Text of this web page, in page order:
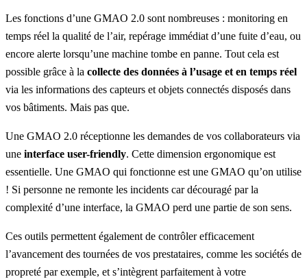
Les fonctions d’une GMAO 2.0 sont nombreuses : monitoring en
temps réel la qualité de l’air, repérage immédiat d’une fuite d’eau, ou
encore alerte lorsqu’une machine tombe en panne. Tout cela est
possible grâce à la collecte des données à l’usage et en temps réel
via les informations des capteurs et objets connectés disposés dans
vos bâtiments. Mais pas que.
Une GMAO 2.0 réceptionne les demandes de vos collaborateurs via
une interface user-friendly. Cette dimension ergonomique est
essentielle. Une GMAO qui fonctionne est une GMAO qu’on utilise
! Si personne ne remonte les incidents car découragé par la
complexité d’une interface, la GMAO perd une partie de son sens.
Ces outils permettent également de contrôler efficacement
l’avancement des tournées de vos prestataires, comme les sociétés de
propreté par exemple, et s’intègrent parfaitement à votre